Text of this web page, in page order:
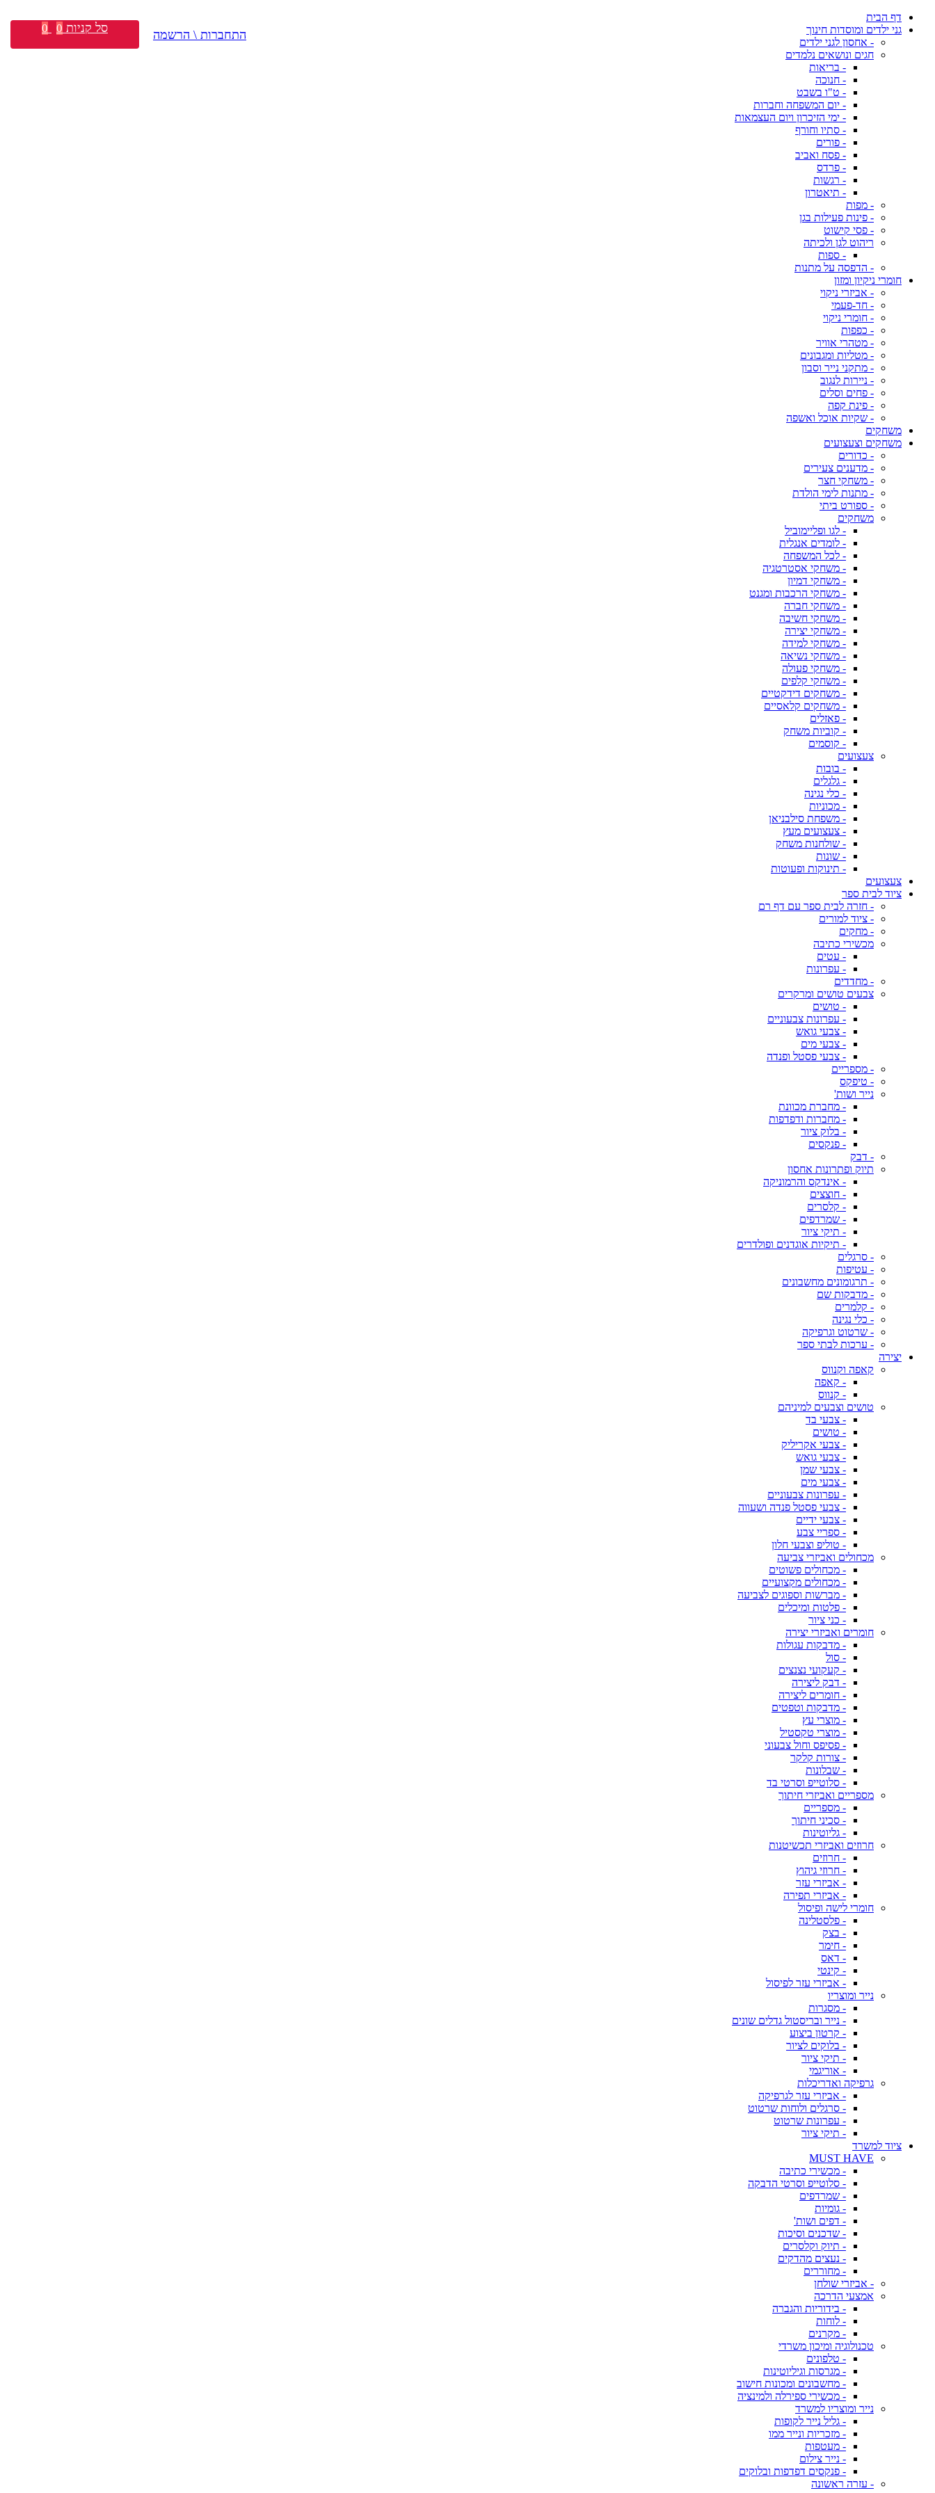
דף הבית
גני ילדים ומוסדות חינוך
- אחסון לגני ילדים
חגים ונושאים נלמדים
- בריאות
- חנוכה
- ט"ו בשבט
- יום המשפחה וחברות
- ימי הזיכרון ויום העצמאות
- סתיו וחורף
- פורים
- פסח ואביב
- פרדס
- רגשות
- תיאטרון
- מפות
- פינות פעילות בגן
- פסי קישוט
ריהוט לגן ולכיתה
- ספות
- הדפסה על מתנות
חומרי ניקיון ומזון
- אביזרי ניקוי
- חד-פעמי
- חומרי ניקוי
- כפפות
- מטהרי אוויר
- מטליות ומגבונים
- מתקני נייר וסבון
- ניירות לנגוב
- פחים וסלים
- פינת קפה
- שקיות אוכל ואשפה
משחקים
משחקים וצעצועים
- כדורים
- מדענים צעירים
- משחקי חצר
- מתנות לימי הולדת
- ספורט ביתי
משחקים
- לגו ופליימוביל
- לומדים אנגלית
- לכל המשפחה
- משחקי אסטרטגיה
- משחקי דמיון
- משחקי הרכבות ומגנט
- משחקי חברה
- משחקי חשיבה
- משחקי יצירה
- משחקי למידה
- משחקי נשיאה
- משחקי פעולה
- משחקי קלפים
- משחקים דידקטיים
- משחקים קלאסיים
- פאזלים
- קוביות משחק
- קוסמים
צעצועים
- בובות
- גלגלים
- כלי נגינה
- מכוניות
- משפחת סילבניאן
- צעצועים מעץ
- שולחנות משחק
- שונות
- תינוקות ופעוטות
צעצועים
ציוד לבית ספר
- חזרה לבית ספר עם דף רם
- ציוד למורים
- מחקים
מכשירי כתיבה
- עטים
- עפרונות
- מחדדים
צבעים טושים ומרקרים
- טושים
- עפרונות צבעוניים
- צבעי גואש
- צבעי מים
- צבעי פסטל ופנדה
- מספריים
- טיפקס
נייר ושות'
- מחברת מכוונת
- מחברות ודפדפות
- בלוק ציור
- פנקסים
- דבק
תיוק ופתרונות אחסון
- אינדקס והרמוניקה
- חוצצים
- קלסרים
- שמרדפים
- תיקי ציור
- תיקיות אוגדנים ופולדרים
- סרגלים
- עטיפות
- תרגומונים מחשבונים
- מדבקות שם
- קלמרים
- כלי נגינה
- שרטוט וגרפיקה
- ערכות לבתי ספר
יצירה
קאפה וקנווס
- קאפה
- קנווס
טושים וצבעים למיניהם
- צבעי בד
- טושים
- צבעי אקריליק
- צבעי גואש
- צבעי שמן
- צבעי מים
- עפרונות צבעוניים
- צבעי פסטל פנדה ושעווה
- צבעי ידיים
- ספריי צבע
- טוליפ וצבעי חלון
מכחולים ואביזרי צביעה
- מכחולים פשוטים
- מכחולים מקצועיים
- מברשות וספוגים לצביעה
- פלטות ומיכלים
- כני ציור
חומרים ואביזרי יצירה
- מדבקות עגולות
- סול
- קעקועי נצנצים
- דבק ליצירה
- חומרים ליצירה
- מדבקות וטפטים
- מוצרי עץ
- מוצרי טקסטיל
- פסיפס וחול צבעוני
- צורות קלקר
- שבלונות
- סלוטייפ וסרטי בד
מספריים ואביזרי חיתוך
- מספריים
- סכיני חיתוך
- גליוטינות
חרוזים ואביזרי תכשיטנות
- חרוזים
- חרוזי גיהוץ
- אביזרי עזר
- אביזרי תפירה
חומרי לישה ופיסול
- פלסטלינה
- בצק
- חימר
- דאס
- קינטי
- אביזרי עזר לפיסול
נייר ומוצריו
- מסגרות
- נייר ובריסטול גדלים שונים
- קרטון ביצוע
- בלוקים לציור
- תיקי ציור
- אוריגמי
גרפיקה ואדריכלות
- אביזרי עזר לגרפיקה
- סרגלים ולוחות שרטוט
- עפרונות שרטוט
- תיקי ציור
ציוד למשרד
MUST HAVE
- מכשירי כתיבה
- סלוטייפ וסרטי הדבקה
- שמרדפים
- גומיות
- דפים ושות'
- שדכנים וסיכות
- תיוק וקלסרים
- נעצים מהדקים
- מחוררים
- אביזרי שולחן
אמצעי הדרכה
- בידוריות והגברה
- לוחות
- מקרנים
טכנולוגיה ומיכון משרדי
- טלפונים
- מגרסות וגיליוטינות
- מחשבונים ומכונות חישוב
- מכשירי ספירלה ולמינציה
נייר ומוצריו למשרד
- גליל נייר לקופות
- מזכריות ונייר ממו
- מעטפות
- נייר צילום
- פנקסים דפדפות ובלוקים
- עזרה ראשונה
התחברות \ הרשמה סל קניות 0
0